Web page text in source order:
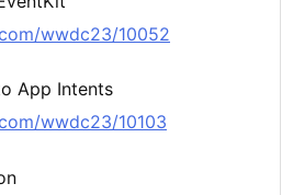
wwdc23/10052
App Intents
wwdc23/10103